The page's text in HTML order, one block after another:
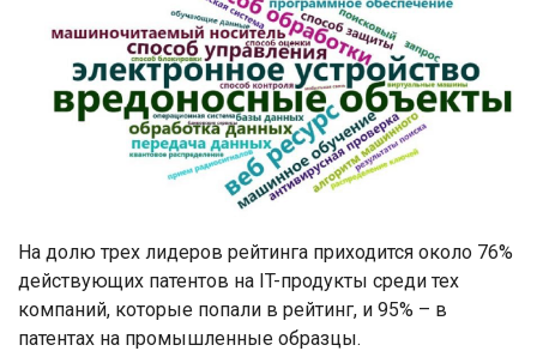
На долю трех лидеров рейтинга приходится около 76%
действующих патентов на IT-продукты среди тех
компаний, которые попали в рейтинг, и 95% – в
патентах на промышленные образцы.